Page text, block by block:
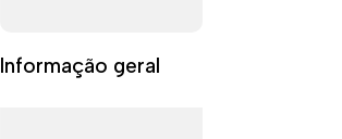
Informação geral